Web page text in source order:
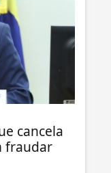
cancela
fraudar